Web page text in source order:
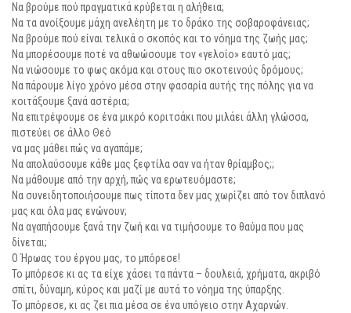
Να βρούμε πού πραγματικά κρύβεται η αλήθεια;
Να τα ανοίξουμε μάχη ανελέητη με το δράκο της σοβαροφάνειας;
Να βρούμε πού είναι τελικά ο σκοπός και το νόημα της ζωής μας;
Να μπορέσουμε ποτέ να αθωώσουμε τον «γελοίο» εαυτό μας;
Να νιώσουμε το φως ακόμα και στους πιο σκοτεινούς δρόμους;
Να πάρουμε λίγο χρόνο μέσα στην φασαρία αυτής της πόλης για να
κοιτάξουμε ξανά αστέρια;
Να επιτρέψουμε σε ένα μικρό κοριτσάκι που μιλάει άλλη γλώσσα,
πιστεύει σε άλλο Θεό
να μας μάθει πώς να αγαπάμε;
Να απολαύσουμε κάθε μας ξεφτίλα σαν να ήταν θρίαμβος;;
Να μάθουμε από την αρχή, πώς να ερωτευόμαστε;
Να συνειδητοποιήσουμε πως τίποτα δεν μας χωρίζει από τον διπλανό
μας και όλα μας ενώνουν;
Να αγαπήσουμε ξανά την ζωή και να τιμήσουμε το θαύμα που μας
δίνεται;
Ο Ήρωας του έργου μας, το μπόρεσε!
Το μπόρεσε κι ας τα είχε χάσει τα πάντα – δουλειά, χρήματα, ακριβό
σπίτι, δύναμη, κύρος και μαζί με αυτά το νόημα της ύπαρξης.
Το μπόρεσε, κι ας ζει πια μέσα σε ένα υπόγειο στην Αχαρνών.